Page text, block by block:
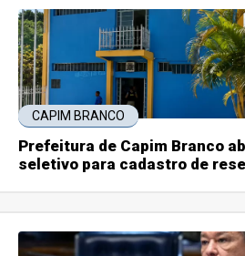
CAPIM BRANCO
Prefeitura de Capim Branco
seletivo para cadastro de